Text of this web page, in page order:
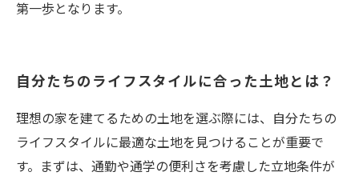
第一歩となります。
自分たちのライフスタイルに合った土地とは？
理想の家を建てるための土地を選ぶ際には、自分たちの
ライフスタイルに最適な土地を見つけることが重要で
す。まずは、通勤や通学の便利さを考慮した立地条件が